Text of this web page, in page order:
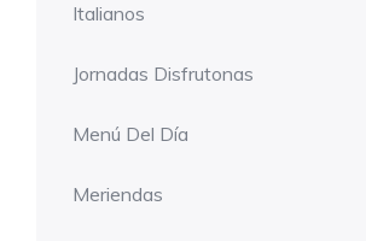
Italianos
Jornadas Disfrutonas
Menú Del Día
Meriendas